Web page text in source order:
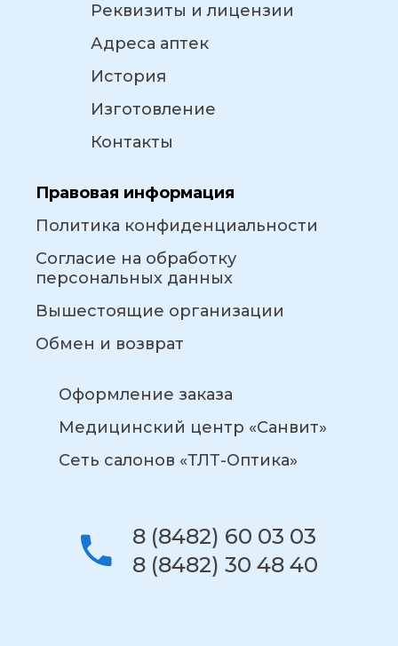
Реквизиты и лицензии
Адреса аптек
История
Изготовление
Контакты
Правовая информация
Политика конфиденциальности
Согласие на обработку
персональных данных
Вышестоящие организации
Обмен и возврат
Оформление заказа
Медицинский центр «Санвит»
Сеть салонов «ТЛТ-Оптика»
8 (8482) 60 03 03
8 (8482) 30 48 40